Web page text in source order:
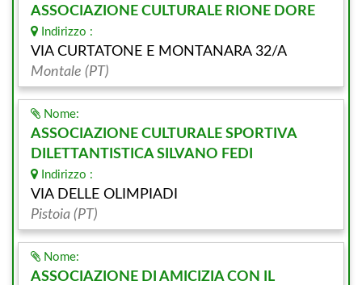
ASSOCIAZIONE CULTURALE RIONE DORE
Indirizzo :
VIA CURTATONE E MONTANARA 32/A
Montale (PT)
Nome:
ASSOCIAZIONE CULTURALE SPORTIVA
DILETTANTISTICA SILVANO FEDI
Indirizzo :
VIA DELLE OLIMPIADI
Pistoia (PT)
Nome:
ASSOCIAZIONE DI AMICIZIA CON IL